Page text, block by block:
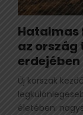
Hatalmas
az
erdejében
Új korszak
életében: